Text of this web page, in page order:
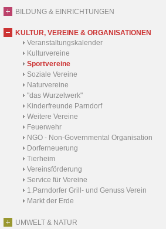
BILDUNG & EINRICHTUNGEN
KULTUR, VEREINE & ORGANISATIONEN
Veranstaltungskalender
Kulturvereine
Sportvereine
Soziale Vereine
Naturvereine
"das Wurzelwerk"
Kinderfreunde Parndorf
Weitere Vereine
Feuerwehr
NGO - Non-Governmental Organisation
Dorferneuerung
Tierheim
Vereinsförderung
Service für Vereine
1.Parndorfer Grill- und Genuss Verein
Markt der Erde
UMWELT & NATUR